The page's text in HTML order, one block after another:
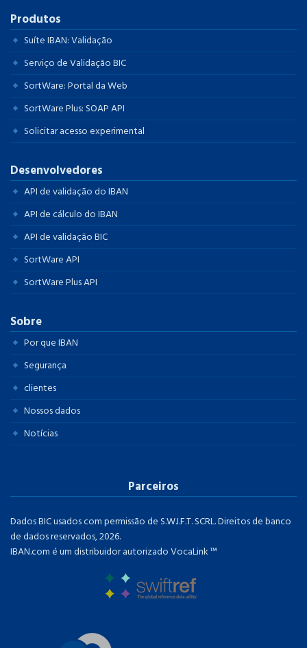
Produtos
Suíte IBAN: Validação
Serviço de Validação BIC
SortWare: Portal da Web
SortWare Plus: SOAP API
Solicitar acesso experimental
Desenvolvedores
API de validação do IBAN
API de cálculo do IBAN
API de validação BIC
SortWare API
SortWare Plus API
Sobre
Por que IBAN
Segurança
clientes
Nossos dados
Notícias
Parceiros
Dados BIC usados ​​com permissão de S.W.I.F.T. SCRL. Direitos de banco
de dados reservados, 2026.
IBAN.com é um distribuidor autorizado VocaLink ™